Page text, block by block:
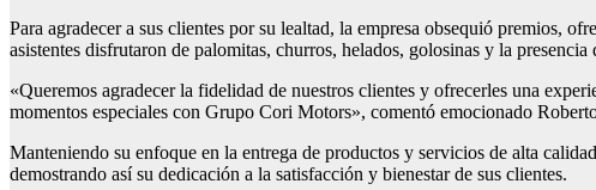
Para agradecer a sus clientes por su lealtad, la empresa obsequió premios,
asistentes disfrutaron de palomitas, churros, helados, golosinas y la
«Queremos agradecer la fidelidad de nuestros clientes y ofrecerles una
momentos especiales con Grupo Cori Motors», comentó emocionado
Manteniendo su enfoque en la entrega de productos y servicios de alta
demostrando así su dedicación a la satisfacción y bienestar de sus clientes.